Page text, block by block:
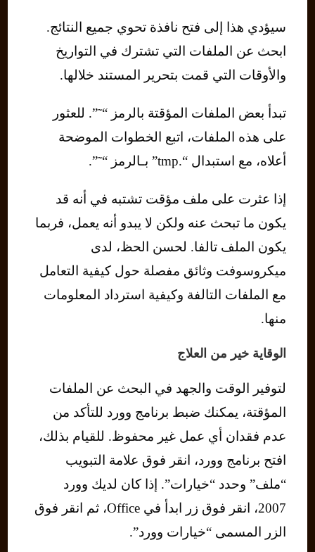
سيؤدي هذا إلى فتح نافذة تحوي جميع النتائج.
ابحث عن الملفات التي تشترك في التواريخ
والأوقات التي قمت بتحرير المستند خلالها.
تبدأ بعض الملفات المؤقتة بالرمز “˜”. للعثور
على هذه الملفات، اتبع الخطوات الموضحة
أعلاه، مع استبدال “.tmp” بـالرمز “˜”.
إذا عثرت على ملف مؤقت تشتبه في أنه قد
يكون ما تبحث عنه ولكن لا يبدو أنه يعمل، فربما
يكون الملف تالفا. لحسن الحظ، لدى
ميكروسوفت وثائق مفصلة حول كيفية التعامل
مع الملفات التالفة وكيفية استرداد المعلومات
منها.
الوقاية خير من العلاج
لتوفير الوقت والجهد في البحث عن الملفات
المؤقتة، يمكنك ضبط برنامج وورد للتأكد من
عدم فقدان أي عمل غير محفوظ. للقيام بذلك،
افتح برنامج وورد، انقر فوق علامة التبويب
“ملف” وحدد “خيارات”. إذا كان لديك وورد
2007، انقر فوق زر ابدأ في Office، ثم انقر فوق
الزر المسمى “خيارات وورد”.